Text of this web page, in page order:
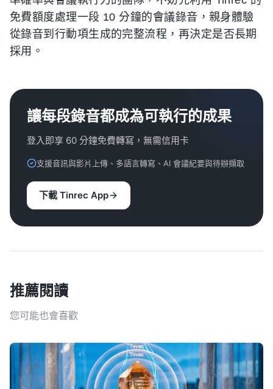
免費額度處理一段 10 分鐘的會議錄音，親身體驗
從錄音到行動項生成的完整流程，再決定是否長期
採用。
讓每段錄音都成為可執行的成果
登入即享 60 分鐘免費轉寫，無需信用卡
支援音訊與影片上傳、多語言轉寫、AI 會議紀要與待辦擷取
下載 Tinrec App
推薦閱讀
您可能也會喜歡